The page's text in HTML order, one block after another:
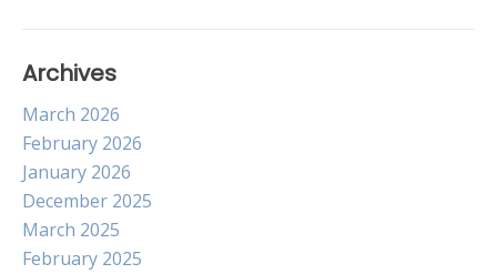
Archives
March 2026
February 2026
January 2026
December 2025
March 2025
February 2025